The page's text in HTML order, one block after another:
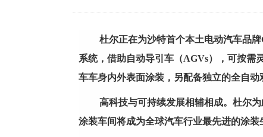
杜尔正在为沙特首个本土电动汽车品
系统，借助自动导引车（AGVs），可按需
车车身内外表面涂装， 另配备独立的全自动
高科技与可持续发展相辅相成。杜尔
涂装车间将成为全球汽车行业最先进的涂装